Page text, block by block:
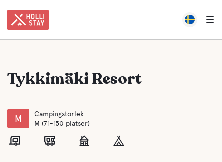
Tykkimäki Resort
M
Campingstorlek
M (71-150 platser)